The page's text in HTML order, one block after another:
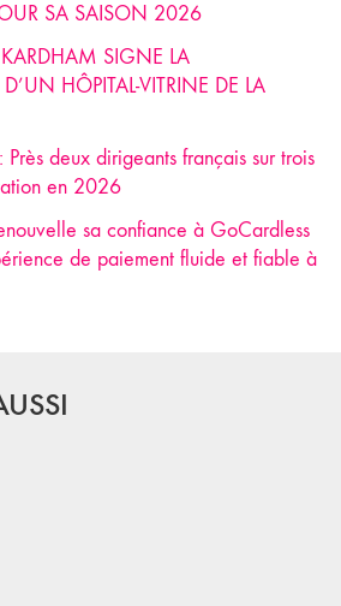
SA SAISON 2026
SIGNE LA
HÔPITAL-VITRINE DE LA
deux dirigeants français sur trois
en 2026
sa confiance à GoCardless
de paiement fluide et fiable à